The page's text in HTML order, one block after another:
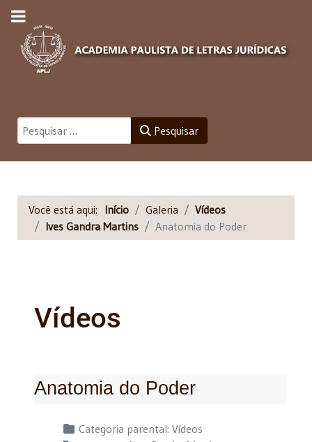
Pesquisar Pesquisar
Você está aqui: Início Galeria
Vídeos
Ives Gandra Martins
Anatomia do Poder
Vídeos
Anatomia do Poder
Detalhes Categoria parental: Vídeos